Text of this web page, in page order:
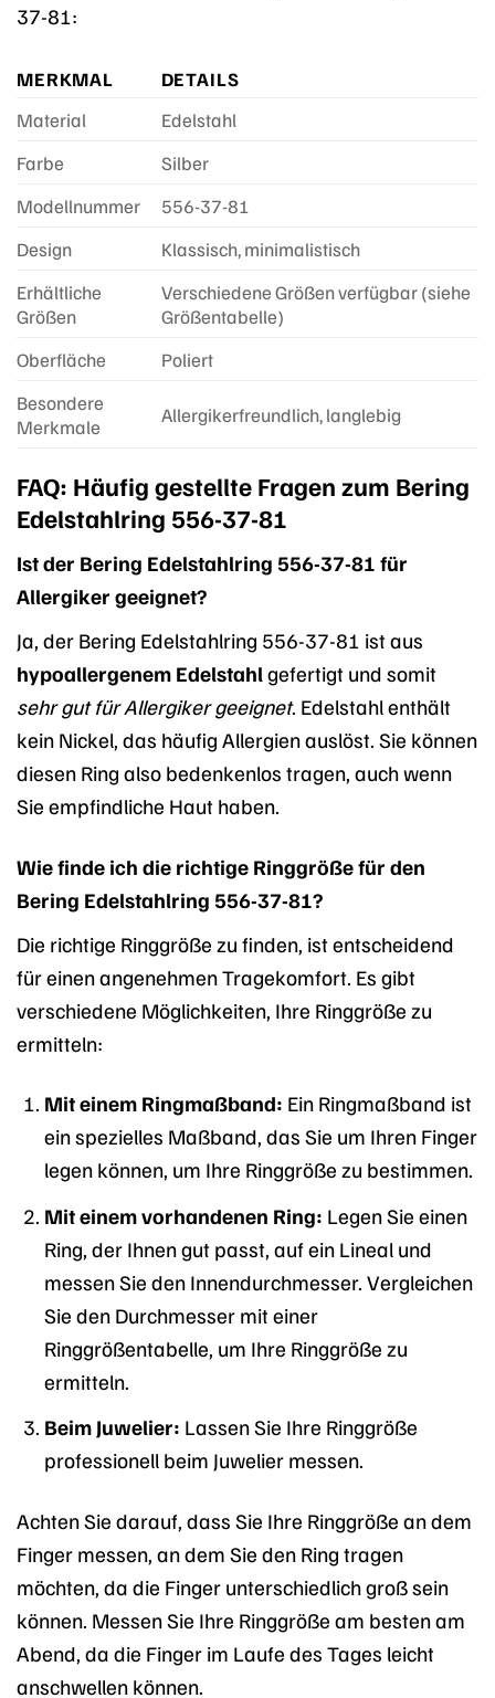
37-81:
MERKMAL
DETAILS
Material
Edelstahl
Farbe
Silber
Modellnummer
556-37-81
Design
Klassisch, minimalistisch
Erhältliche
Größen
Verschiedene Größen verfügbar (siehe
Größentabelle)
Oberfläche
Poliert
Besondere
Merkmale
Allergikerfreundlich, langlebig
FAQ: Häufig gestellte Fragen zum Bering
Edelstahlring 556-37-81
Ist der Bering Edelstahlring 556-37-81 für
Allergiker geeignet?
Ja, der Bering Edelstahlring 556-37-81 ist aus
hypoallergenem Edelstahl gefertigt und somit
sehr gut für Allergiker geeignet. Edelstahl enthält
kein Nickel, das häufig Allergien auslöst. Sie können
diesen Ring also bedenkenlos tragen, auch wenn
Sie empfindliche Haut haben.
Wie finde ich die richtige Ringgröße für den
Bering Edelstahlring 556-37-81?
Die richtige Ringgröße zu finden, ist entscheidend
für einen angenehmen Tragekomfort. Es gibt
verschiedene Möglichkeiten, Ihre Ringgröße zu
ermitteln:
Mit einem Ringmaßband: Ein Ringmaßband ist
ein spezielles Maßband, das Sie um Ihren Finger
legen können, um Ihre Ringgröße zu bestimmen.
Mit einem vorhandenen Ring: Legen Sie einen
Ring, der Ihnen gut passt, auf ein Lineal und
messen Sie den Innendurchmesser. Vergleichen
Sie den Durchmesser mit einer
Ringgrößentabelle, um Ihre Ringgröße zu
ermitteln.
Beim Juwelier: Lassen Sie Ihre Ringgröße
professionell beim Juwelier messen.
Achten Sie darauf, dass Sie Ihre Ringgröße an dem
Finger messen, an dem Sie den Ring tragen
möchten, da die Finger unterschiedlich groß sein
können. Messen Sie Ihre Ringgröße am besten am
Abend, da die Finger im Laufe des Tages leicht
anschwellen können.